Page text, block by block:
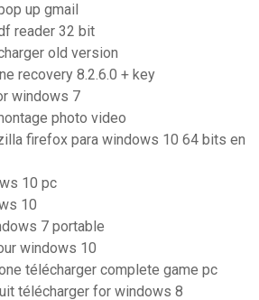
up gmail
reader 32 bit
old version
recovery 8.2.6.0 + key
windows 7
photo video
firefox para windows 10 64 bits en
10 pc
10
7 portable
windows 10
télécharger complete game pc
télécharger for windows 8